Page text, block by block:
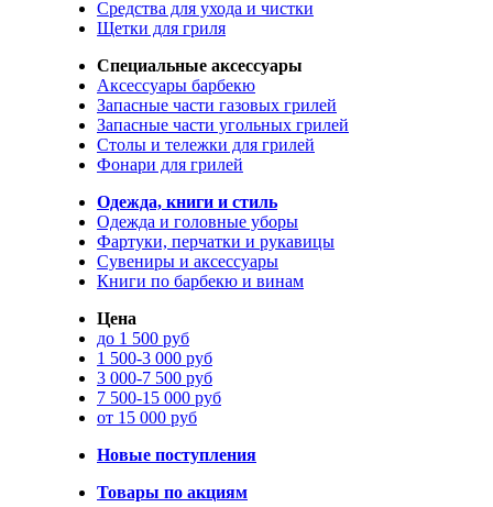
Средства для ухода и чистки
Щетки для гриля
Специальные аксессуары
Аксессуары барбекю
Запасные части газовых грилей
Запасные части угольных грилей
Столы и тележки для грилей
Фонари для грилей
Одежда, книги и стиль
Одежда и головные уборы
Фартуки, перчатки и рукавицы
Сувениры и аксессуары
Книги по барбекю и винам
Цена
до 1 500 руб
1 500-3 000 руб
3 000-7 500 руб
7 500-15 000 руб
от 15 000 руб
Новые поступления
Товары по акциям